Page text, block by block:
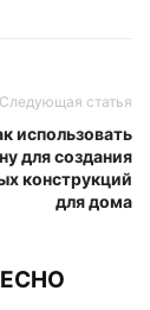
Следующая статья
использовать
для создания
конструкций
для дома